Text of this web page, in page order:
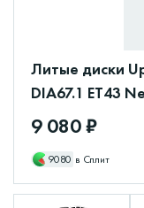
Литые диски
DIA67.1 ET43
9 080 ₽
9080 в Сплит